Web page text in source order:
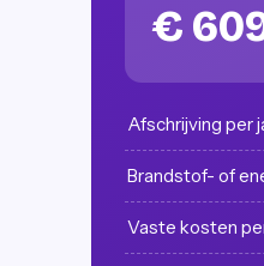
€
Afschrijving per
Brandstof- of
Vaste kosten